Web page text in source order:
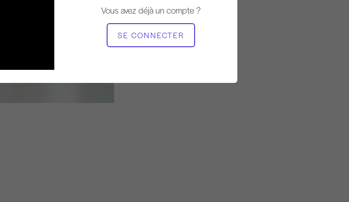
Vous avez déjà un compte ?
SE CONNECTER
MATÉRIEL NÉCESSAIRE
Studio entier